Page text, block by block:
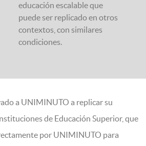
educación escalable que
puede ser replicado en otros
contextos, con similares
condiciones.
a UNIMINUTO a replicar su
de Educación Superior, que
por UNIMINUTO para